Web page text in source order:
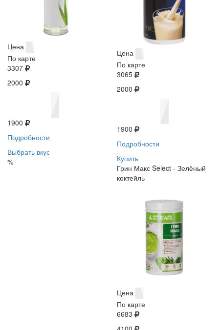
Цена
По карте
3307
2000
1900
Подробности
Выбрать вкус
%
Цена
По карте
3065
2000
1900
Подробности
Купить
Грин Макс Select - Зелёный
коктейль
Цена
По карте
6683